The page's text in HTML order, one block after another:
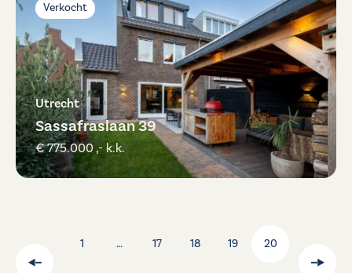
Verkocht
Utrecht
Sassafraslaan 39
€ 775.000 ,- k.k.
1 … 17 18 19 20